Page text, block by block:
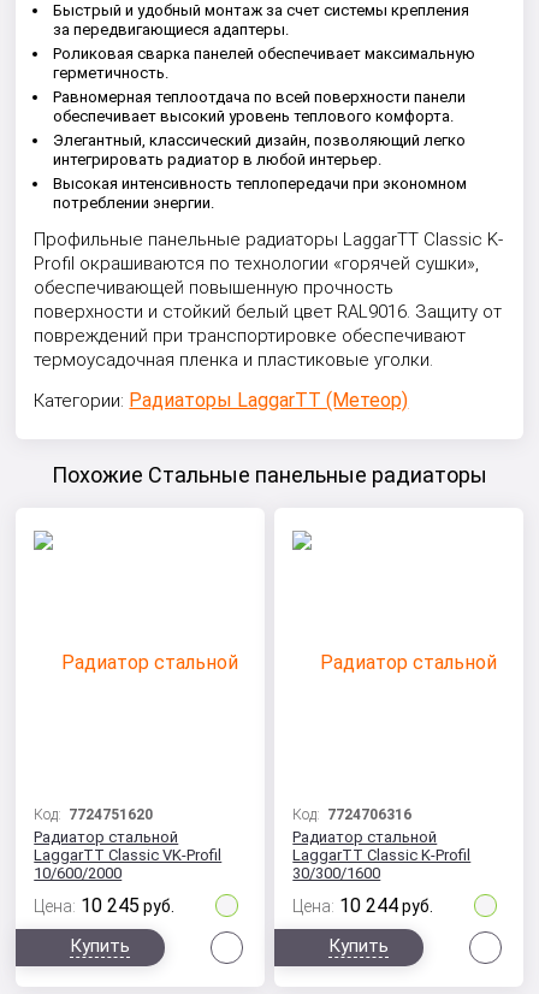
Быстрый и удобный монтаж за счет системы крепления
за передвигающиеся адаптеры.
Роликовая сварка панелей обеспечивает максимальную
герметичность.
Равномерная теплоотдача по всей поверхности панели
обеспечивает высокий уровень теплового комфорта.
Элегантный, классический дизайн, позволяющий легко
интегрировать радиатор в любой интерьер.
Высокая интенсивность теплопередачи при экономном
потреблении энергии.
Профильные панельные радиаторы LaggarTT Classic K-
Profil окрашиваются по технологии «горячей сушки»,
обеспечивающей повышенную прочность
поверхности и стойкий белый цвет RAL9016. Защиту от
повреждений при транспортировке обеспечивают
термоусадочная пленка и пластиковые уголки.
Категории: Радиаторы LaggarTT (Метеор)
Похожие Стальные панельные радиаторы
Код: 7724751620
Радиатор стальной
LaggarTT Classic VK-Profil
10/600/2000
Цена: 10 245 руб.
Купить
Код: 7724706316
Радиатор стальной
LaggarTT Classic K-Profil
30/300/1600
Цена: 10 244 руб.
Купить